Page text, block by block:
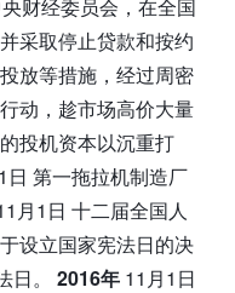
财经委员会，在全国
采取停止贷款和按约
放等措施，经过周密
动，趁市场高价大量
投机资本以沉重打
日 第一拖拉机制造厂
月1日 十二届全国人
设立国家宪法日的决
日。 2016年 11月1日